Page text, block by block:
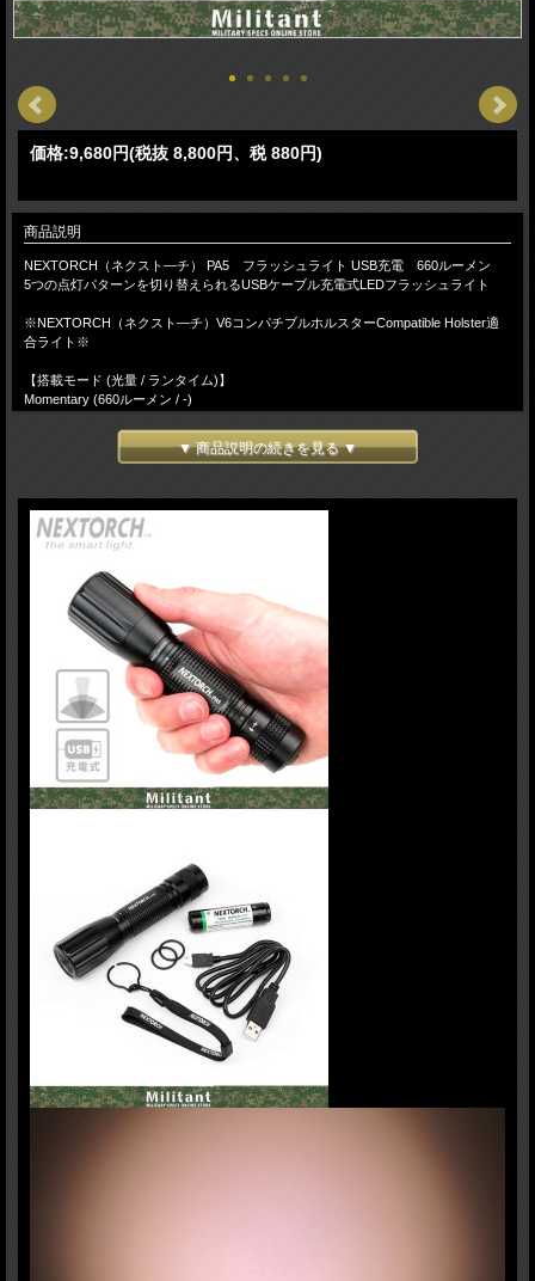
価格:9,680円(税抜 8,800円、税 880円)
商品説明
NEXTORCH（ネクスト―チ） PA5 フラッシュライト USB充電 660ルーメン
5つの点灯パターンを切り替えられるUSBケーブル充電式LEDフラッシュライト
※NEXTORCH（ネクスト―チ）V6コンパチブルホルスターCompatible Holster適
合ライト※
【搭載モード (光量 / ランタイム)】
Momentary (660ルーメン / -)
Low (30ルーメン / 32時間)
【素材 / バルブ】
アルミニウム合金(A6061-T6) / CREE XP-L V5 Neutral White Light LED
【サイズ / 重量】
全長146mm×ボディ直径26mm,ヘッド直径34mm / 147g(電池を含まない)
【防水性能】
【バッテリー】
リチウムイオン電池 18650(付属) or CR123A2×２
4時間 【付属品】
充電用USBケーブル、ハンドストラップ、ストラップ取り付け用リング、パッキン
▼ 商品説明の続きを見る ▼